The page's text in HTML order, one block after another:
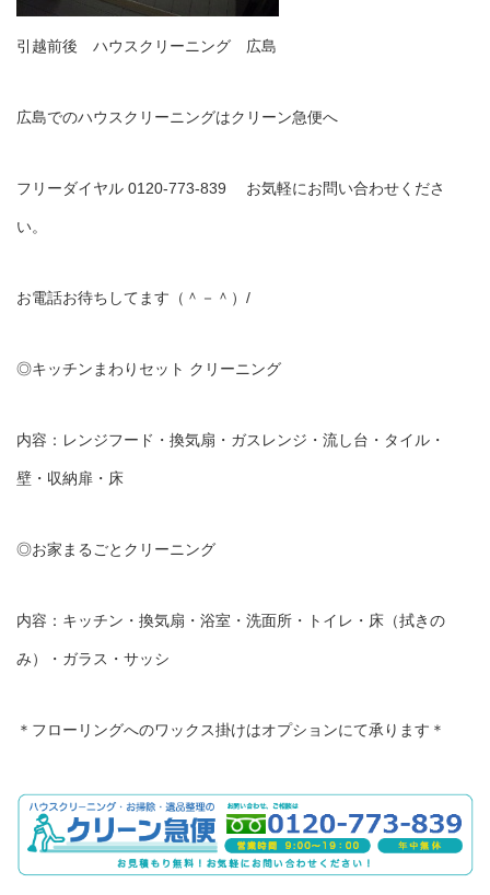
引越前後 ハウスクリーニング 広島
広島でのハウスクリーニングはクリーン急便へ
フリーダイヤル 0120-773-839 お気軽にお問い合わせくださ
い。
お電話お待ちしてます（＾－＾）/
◎キッチンまわりセット クリーニング
内容：レンジフード・換気扇・ガスレンジ・流し台・タイル・
壁・収納扉・床
◎お家まるごとクリーニング
内容：キッチン・換気扇・浴室・洗面所・トイレ・床（拭きの
み）・ガラス・サッシ
＊フローリングへのワックス掛けはオプションにて承ります＊